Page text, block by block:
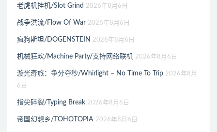
老虎机挂机/Slot Grind 2026年8月6日
战争洪流/Flow Of War 2026年8月6日
疯狗斯坦/DOGENSTEIN 2026年8月6日
机械狂欢/Machine Party/支持网络联机 2026年8月6日
漩光奇旅：争分夺秒/Whirlight – No Time To Trip 2026年8月
6日
指尖碎裂/Typing Break 2026年8月6日
帝国幻想乡/TOHOTOPIA 2026年8月6日